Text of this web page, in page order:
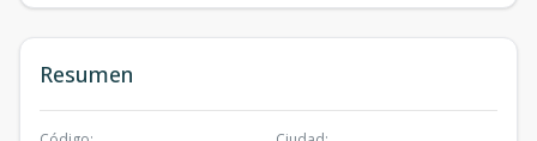
Resumen